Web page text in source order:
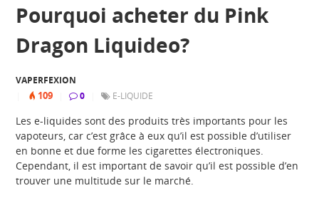
Pourquoi acheter du Pink
Dragon Liquideo?
VAPERFEXION
109 0 E-LIQUIDE
Les e-liquides sont des produits très importants pour les
vapoteurs, car c’est grâce à eux qu’il est possible d’utiliser
en bonne et due forme les cigarettes électroniques.
Cependant, il est important de savoir qu’il est possible d’en
trouver une multitude sur le marché.